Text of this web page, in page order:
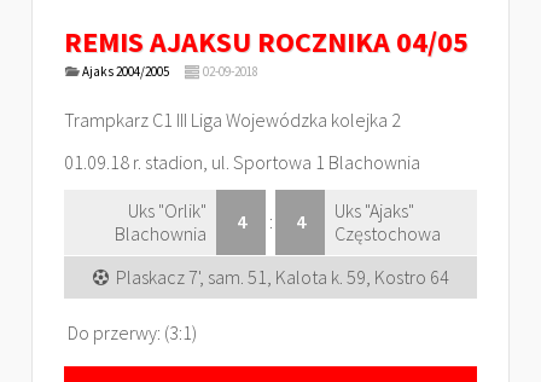
REMIS AJAKSU ROCZNIKA 04/05
Ajaks 2004/2005 02-09-2018
Trampkarz C1 III Liga Wojewódzka kolejka 2
01.09.18 r. stadion, ul. Sportowa 1 Blachownia
Uks "Orlik"
Blachownia
4 : 4
Uks "Ajaks"
Częstochowa
Plaskacz 7', sam. 51, Kalota k. 59, Kostro 64
Do przerwy: (3:1)